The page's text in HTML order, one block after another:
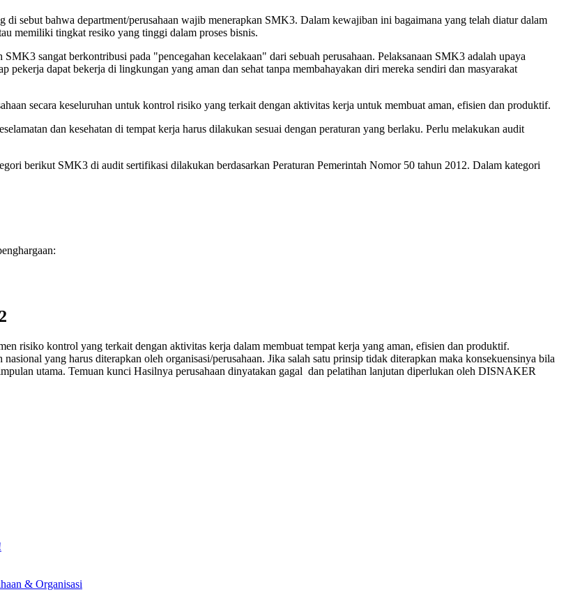
sebut bahwa department/perusahaan wajib menerapkan SMK3. Dalam kewajiban ini bagaimana yang telah diatur dalam
memiliki tingkat resiko yang tinggi dalam proses bisnis.
sangat berkontribusi pada "pencegahan kecelakaan" dari sebuah perusahaan. Pelaksanaan SMK3 adalah upaya
pekerja dapat bekerja di lingkungan yang aman dan sehat tanpa membahayakan diri mereka sendiri dan masyarakat
secara keseluruhan untuk kontrol risiko yang terkait dengan aktivitas kerja untuk membuat aman, efisien dan produktif.
dan kesehatan di tempat kerja harus dilakukan sesuai dengan peraturan yang berlaku. Perlu melakukan audit
berikut SMK3 di audit sertifikasi dilakukan berdasarkan Peraturan Pemerintah Nomor 50 tahun 2012. Dalam kategori
risiko kontrol yang terkait dengan aktivitas kerja dalam membuat tempat kerja yang aman, efisien dan produktif.
yang harus diterapkan oleh organisasi/perusahaan. Jika salah satu prinsip tidak diterapkan maka konsekuensinya bila
utama. Temuan kunci Hasilnya perusahaan dinyatakan gagal dan pelatihan lanjutan diperlukan oleh DISNAKER
& Organisasi